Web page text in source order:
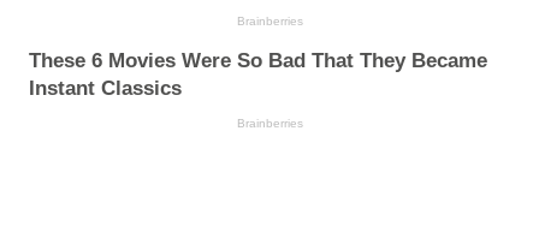
Brainberries
These 6 Movies Were So Bad That They Became
Instant Classics
Brainberries